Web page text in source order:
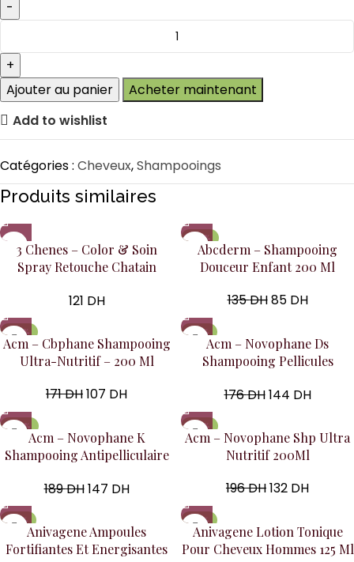
Ajouter au panier
Acheter maintenant
Add to wishlist
Catégories : Cheveux,Shampooings
Produits similaires
3 Chenes – Color & Soin
Spray Retouche Chatain
121 DH
-37%
Abcderm – Shampooing
Douceur Enfant 200 Ml
135DH85 DH
-37%
Acm – Cbphane Shampooing
Ultra-Nutritif – 200 Ml
171DH107 DH
-18%
Acm – Novophane Ds
Shampooing Pellicules
176DH144 DH
-22%
Acm – Novophane K
Shampooing Antipelliculaire
Ml
189DH147 DH
-33%
Acm – Novophane Shp Ultra
Nutritif 200Ml
196DH132 DH
-17%
Anivagene Ampoules
Fortifiantes Et Energisantes
-17%
Anivagene Lotion Tonique
Pour Cheveux Hommes 125 Ml